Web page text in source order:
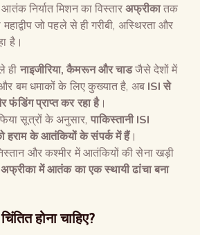
निर्यात मिशन का विस्तारअफ्रीकातक
जो पहले से ही गरीबी, अस्थिरता और
है।
ही नाइजीरिया,कैमरून और चाडजैसे देशों में
बम धमाकों के लिए कुख्यात है, अब ISIसे
फंडिंग प्राप्त कर रहा है।
सूत्रों के अनुसार, पाकिस्तानीISI
हराम के आतंकियों के संपर्क में हैं।
और कश्मीर में आतंकियों की सेना खड़ी
अफ्रीका में आतंक का एक स्थायी ढांचा बना
होना चाहिए?